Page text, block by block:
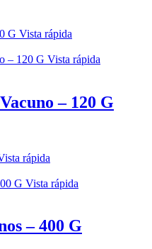
Vista rápida
Vista rápida
– 120 G
rápida
Vista rápida
– 400 G